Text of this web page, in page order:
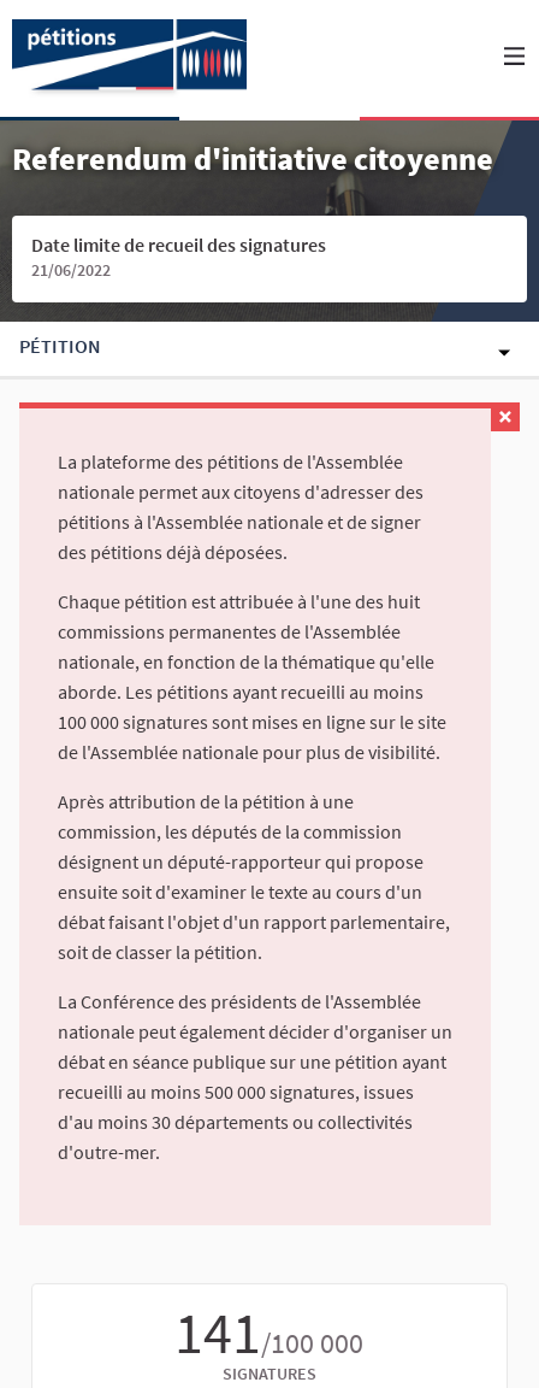
Referendum d'initiative citoyenne
Date limite de recueil des signatures
21/06/2022
PÉTITION
La plateforme des pétitions de l'Assemblée
nationale permet aux citoyens d'adresser des
pétitions à l'Assemblée nationale et de signer
des pétitions déjà déposées.
Chaque pétition est attribuée à l'une des huit
commissions permanentes de l'Assemblée
nationale, en fonction de la thématique qu'elle
aborde. Les pétitions ayant recueilli au moins
100 000 signatures sont mises en ligne sur le site
de l'Assemblée nationale pour plus de visibilité.
Après attribution de la pétition à une
commission, les députés de la commission
désignent un député-rapporteur qui propose
ensuite soit d'examiner le texte au cours d'un
débat faisant l'objet d'un rapport parlementaire,
soit de classer la pétition.
La Conférence des présidents de l'Assemblée
nationale peut également décider d'organiser un
débat en séance publique sur une pétition ayant
recueilli au moins 500 000 signatures, issues
d'au moins 30 départements ou collectivités
d'outre-mer.
141/100 000
SIGNATURES